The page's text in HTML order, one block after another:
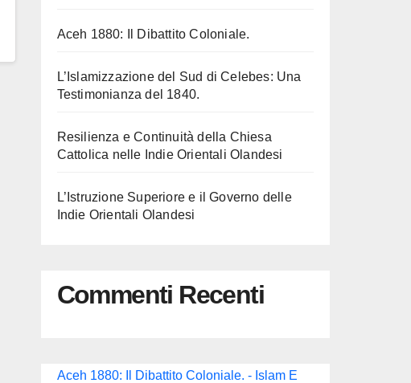
Aceh 1880: Il Dibattito Coloniale.
L’Islamizzazione del Sud di Celebes: Una
Testimonianza del 1840.
Resilienza e Continuità della Chiesa
Cattolica nelle Indie Orientali Olandesi
L’Istruzione Superiore e il Governo delle
Indie Orientali Olandesi
Commenti Recenti
Aceh 1880: Il Dibattito Coloniale. - Islam E